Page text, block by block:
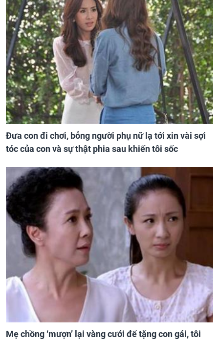
Đưa con đi chơi, bỗng người phụ nữ lạ tới xin vài sợi
tóc của con và sự thật phia sau khiến tôi sốc
Mẹ chồng ‘mượn’ lại vàng cưới để tặng con gái, tôi